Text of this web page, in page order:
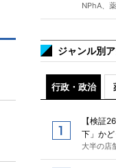
NPhA、
ジャンル別
行政・政治
【検証
下」か
大半の店